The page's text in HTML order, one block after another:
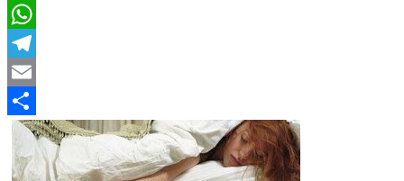
LinkedIn
WhatsApp
Telegram
Email
Compartir